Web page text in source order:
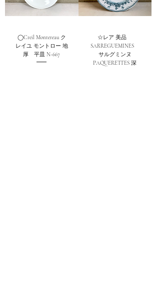
◯Creil Montereau ク
レイユ モントロー 地
厚 平皿 N-667
☆レア 美品
SARREGUEMINES
サルグミンヌ
PAQUERETTES 深